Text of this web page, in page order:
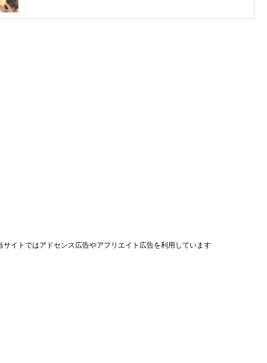
サイトではアドセンス広告やアフリエイト広告を利用しています